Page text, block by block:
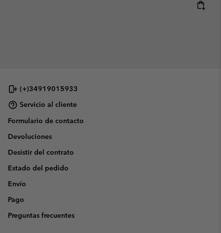
(+)34919015933
Servicio al cliente
Formulario de contacto
Devoluciones
Desistir del contrato
Estado del pedido
Envío
Pago
Preguntas frecuentes